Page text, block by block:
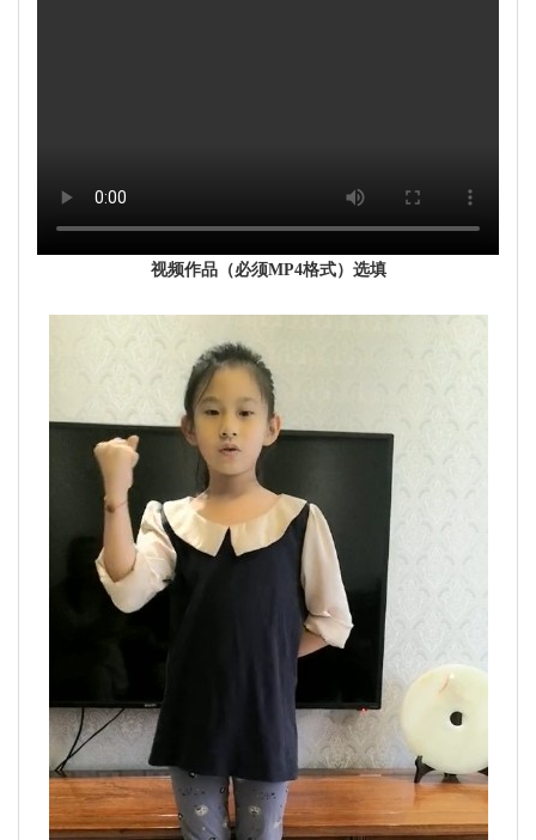
视频作品（必须MP4格式）选填